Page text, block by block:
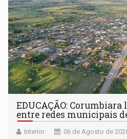
EDUCAÇÃO: Corumbiara
entre redes municipais
Interior 06 de Agosto de